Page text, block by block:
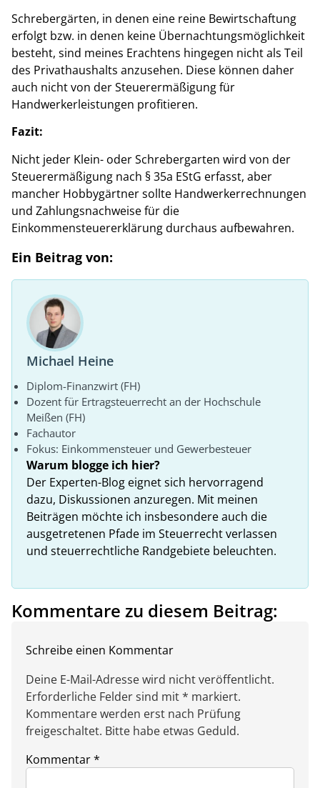
Schrebergärten, in denen eine reine Bewirtschaftung
erfolgt bzw. in denen keine Übernachtungsmöglichkeit
besteht, sind meines Erachtens hingegen nicht als Teil
des Privathaushalts anzusehen. Diese können daher
auch nicht von der Steuerermäßigung für
Handwerkerleistungen profitieren.
Fazit:
Nicht jeder Klein- oder Schrebergarten wird von der
Steuerermäßigung nach § 35a EStG erfasst, aber
mancher Hobbygärtner sollte Handwerkerrechnungen
und Zahlungsnachweise für die
Einkommensteuererklärung durchaus aufbewahren.
Ein Beitrag von:
Michael Heine
Diplom-Finanzwirt (FH)
Dozent für Ertragsteuerrecht an der Hochschule
Meißen (FH)
Fachautor
Fokus: Einkommensteuer und Gewerbesteuer
Warum blogge ich hier?
Der Experten-Blog eignet sich hervorragend
dazu, Diskussionen anzuregen. Mit meinen
Beiträgen möchte ich insbesondere auch die
ausgetretenen Pfade im Steuerrecht verlassen
und steuerrechtliche Randgebiete beleuchten.
Kommentare zu diesem Beitrag:
Schreibe einen Kommentar
Deine E-Mail-Adresse wird nicht veröffentlicht.
Erforderliche Felder sind mit * markiert.
Kommentare werden erst nach Prüfung
freigeschaltet. Bitte habe etwas Geduld.
Kommentar*